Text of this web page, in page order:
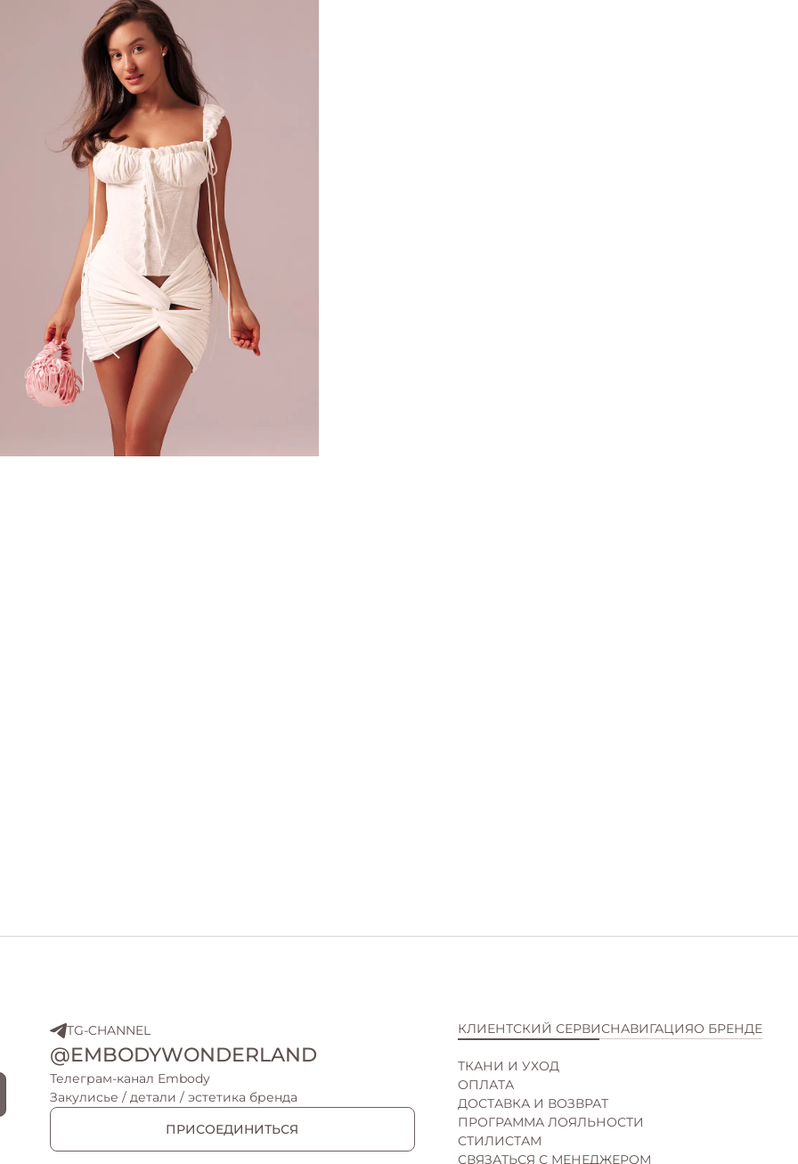
КЛИЕНТСКИЙ СЕРВИСНАВИГАЦИЯО БРЕНДЕ
ТКАНИ И УХОД
ОПЛАТА
ДОСТАВКА И ВОЗВРАТ
ПРОГРАММА ЛОЯЛЬНОСТИ
СТИЛИСТАМ
СВЯЗАТЬСЯ С МЕНЕДЖЕРОМ
КАТАЛОГ
НОВИНКИ
SALE
ПОДАРОЧНЫЕ СЕРТИФИКАТЫ
МАГАЗИНЫ
ИСТОРИЯ
КОНТАКТЫ
ВАКАНСИИ
СОТРУДНИЧЕСТВО
TG-CHANNEL
@EMBODYWONDERLAND
Телеграм-канал Embody
Закулисье / детали / эстетика бренда
ПРИСОЕДИНИТЬСЯ